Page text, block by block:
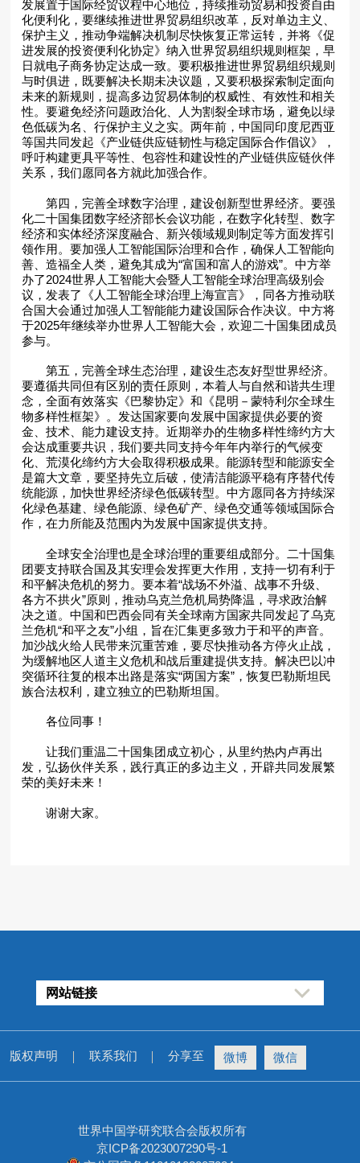
发展置于国际经贸议程中心地位，持续推动贸易和投资自由
化便利化，要继续推进世界贸易组织改革，反对单边主义、
保护主义，推动争端解决机制尽快恢复正常运转，并将《促
进发展的投资便利化协定》纳入世界贸易组织规则框架，早
日就电子商务协定达成一致。要积极推进世界贸易组织规则
与时俱进，既要解决长期未决议题，又要积极探索制定面向
未来的新规则，提高多边贸易体制的权威性、有效性和相关
性。要避免经济问题政治化、人为割裂全球市场，避免以绿
色低碳为名、行保护主义之实。两年前，中国同印度尼西亚
等国共同发起《产业链供应链韧性与稳定国际合作倡议》，
呼吁构建更具平等性、包容性和建设性的产业链供应链伙伴
关系，我们愿同各方就此加强合作。
第四，完善全球数字治理，建设创新型世界经济。要强
化二十国集团数字经济部长会议功能，在数字化转型、数字
经济和实体经济深度融合、新兴领域规则制定等方面发挥引
领作用。要加强人工智能国际治理和合作，确保人工智能向
善、造福全人类，避免其成为“富国和富人的游戏”。中方举
办了2024世界人工智能大会暨人工智能全球治理高级别会
议，发表了《人工智能全球治理上海宣言》，同各方推动联
合国大会通过加强人工智能能力建设国际合作决议。中方将
于2025年继续举办世界人工智能大会，欢迎二十国集团成员
参与。
第五，完善全球生态治理，建设生态友好型世界经济。
要遵循共同但有区别的责任原则，本着人与自然和谐共生理
念，全面有效落实《巴黎协定》和《昆明－蒙特利尔全球生
物多样性框架》。发达国家要向发展中国家提供必要的资
金、技术、能力建设支持。近期举办的生物多样性缔约方大
会达成重要共识，我们要共同支持今年年内举行的气候变
化、荒漠化缔约方大会取得积极成果。能源转型和能源安全
是篇大文章，要坚持先立后破，使清洁能源平稳有序替代传
统能源，加快世界经济绿色低碳转型。中方愿同各方持续深
化绿色基建、绿色能源、绿色矿产、绿色交通等领域国际合
作，在力所能及范围内为发展中国家提供支持。
全球安全治理也是全球治理的重要组成部分。二十国集
团要支持联合国及其安理会发挥更大作用，支持一切有利于
和平解决危机的努力。要本着“战场不外溢、战事不升级、
各方不拱火”原则，推动乌克兰危机局势降温，寻求政治解
决之道。中国和巴西会同有关全球南方国家共同发起了乌克
兰危机“和平之友”小组，旨在汇集更多致力于和平的声音。
加沙战火给人民带来沉重苦难，要尽快推动各方停火止战，
为缓解地区人道主义危机和战后重建提供支持。解决巴以冲
突循环往复的根本出路是落实“两国方案”，恢复巴勒斯坦民
族合法权利，建立独立的巴勒斯坦国。
各位同事！
让我们重温二十国集团成立初心，从里约热内卢再出
发，弘扬伙伴关系，践行真正的多边主义，开辟共同发展繁
荣的美好未来！
谢谢大家。
网站链接
版权声明 联系我们 分享至 微博 微信
世界中国学研究联合会版权所有
京ICP备2023007290号-1